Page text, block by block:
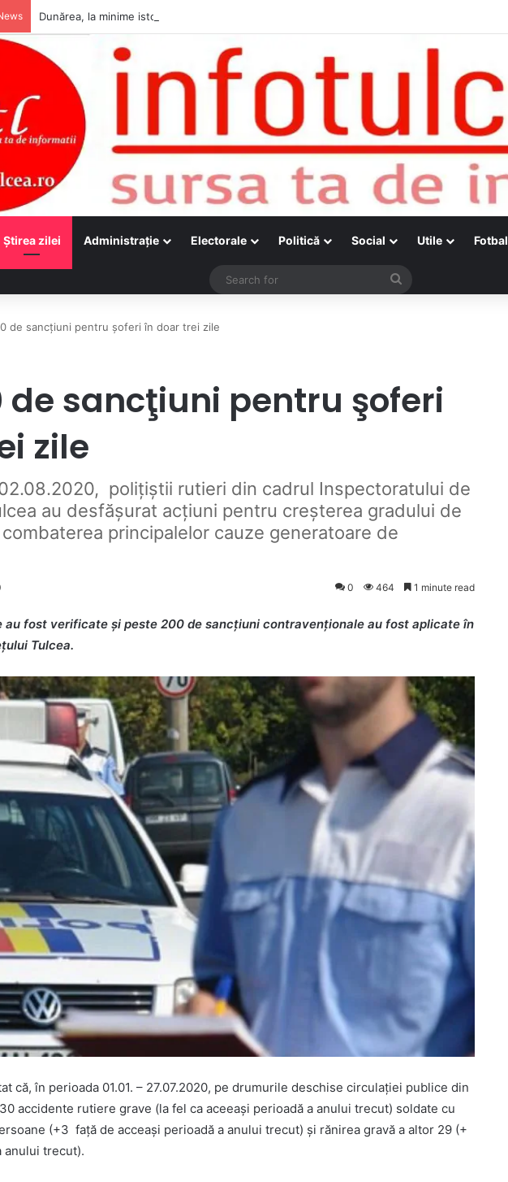
Ştirea zilei Administraţie Electorale Politică Social Utile Fotbal
Search
de sancţiuni pentru şoferi în doar trei zile
de sancţiuni pentru şoferi
zile
polițiștii rutieri din cadrul Inspectoratului de
au desfășurat acțiuni pentru creșterea gradului de
principalelor cauze generatoare de
0 464 1 minute read
au fost verificate și peste 200 de sancțiuni contravenționale au fost aplicate în
Tulcea.
că, în perioada 01.01. – 27.07.2020, pe drumurile deschise circulaţiei publice din
accidente rutiere grave (la fel ca aceeași perioadă a anului trecut) soldate cu
(+3 față de acceași perioadă a anului trecut) şi rănirea gravă a altor 29 (+
anului trecut).